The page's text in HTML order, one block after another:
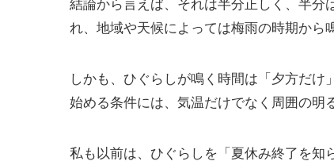
れ、地域や天候によっては梅雨の時期から
しかも、ひぐらしが鳴く時間は「夕方だ
始める条件には、気温だけでなく周囲の明
私も以前は、ひぐらしを「夏休み終了を